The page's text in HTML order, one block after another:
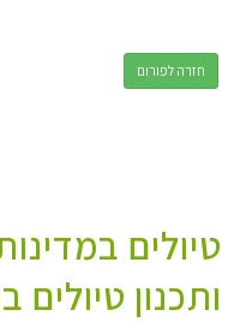
חזרה לפורום
טיולים
ותכנון